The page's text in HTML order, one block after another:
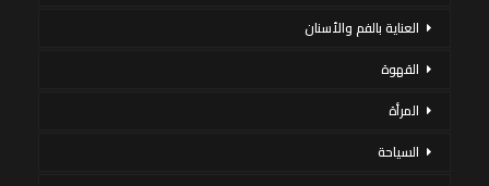
العناية بالفم والأسنان
القهوة
المرأة
السياحة